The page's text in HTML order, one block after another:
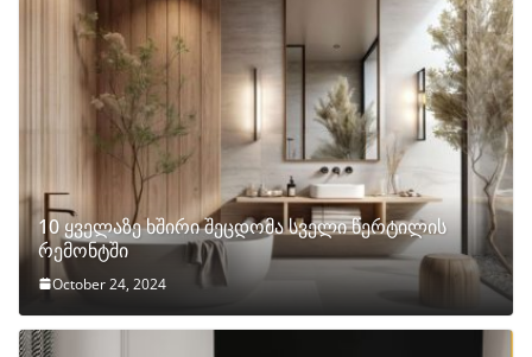
10 ყველაზე ხშირი შეცდომა სველი წერტილის
რემონტში
October 24, 2024